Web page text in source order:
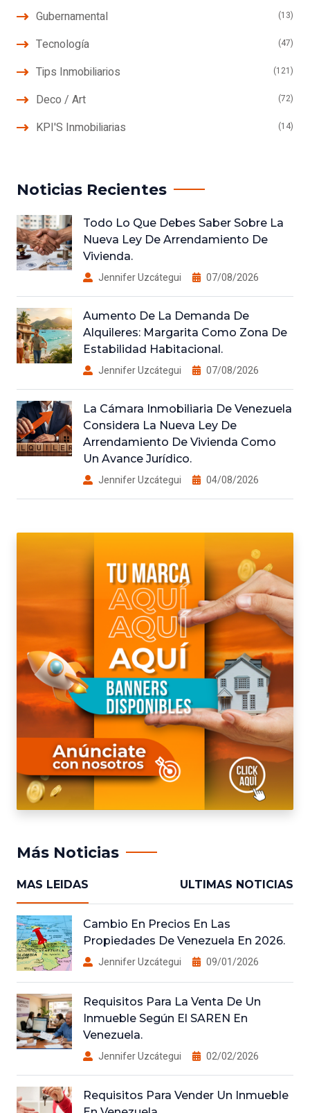
Gubernamental (13)
Tecnología (47)
Tips Inmobiliarios (121)
Deco / Art (72)
KPI'S Inmobiliarias (14)
Noticias Recientes
Todo Lo Que Debes Saber Sobre La
Nueva Ley De Arrendamiento De
Vivienda.
Jennifer Uzcátegui 07/08/2026
Aumento De La Demanda De
Alquileres: Margarita Como Zona De
Estabilidad Habitacional.
Jennifer Uzcátegui 07/08/2026
La Cámara Inmobiliaria De Venezuela
Considera La Nueva Ley De
Arrendamiento De Vivienda Como
Un Avance Jurídico.
Jennifer Uzcátegui 04/08/2026
Más Noticias
MAS LEIDAS ULTIMAS NOTICIAS
Cambio En Precios En Las
Propiedades De Venezuela En 2026.
Jennifer Uzcátegui 09/01/2026
Requisitos Para La Venta De Un
Inmueble Según El SAREN En
Venezuela.
Jennifer Uzcátegui 02/02/2026
Requisitos Para Vender Un Inmueble